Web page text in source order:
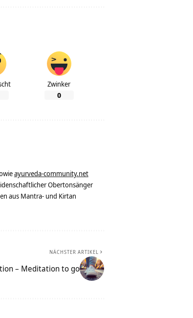
Zwinker
0
ayurveda-community.net
Obertonsänger
aus Mantra- und Kirtan
NÄCHSTER ARTIKEL
– Meditation to go